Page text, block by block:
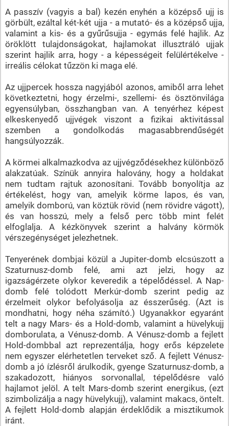
A passzív (vagyis a bal) kezén enyhén a középső ujj is
görbült, ezáltal két-két ujja - a mutató- és a középső ujja,
valamint a kis- és a gyűrűsujja - egymás felé hajlik. Az
öröklött tulajdonságokat, hajlamokat illusztráló ujjak
szerint hajlik arra, hogy - a képességeit felülértékelve -
irreális célokat tűzzön ki maga elé.
Az ujjpercek hossza nagyjából azonos, amiből arra lehet
következtetni, hogy érzelmi-, szellemi- és ösztönvilága
egyensúlyban, összhangban van. A tenyérhez képest
elkeskenyedő ujjvégek viszont a fizikai aktivitással
szemben a gondolkodás magasabbrendűségét
hangsúlyozzák.
A körmei alkalmazkodva az ujjvégződésekhez különböző
alakzatúak. Színük annyira halovány, hogy a holdakat
nem tudtam rajtuk azonosítani. Tovább bonyolítja az
értékelést, hogy van, amelyik körme lapos, és van,
amelyik domború, van köztük rövid (nem rövidre vágott),
és van hosszú, mely a felső perc több mint felét
elfoglalja. A kézkönyvek szerint a halvány körmök
vérszegénységet jelezhetnek.
Tenyerének dombjai közül a Jupiter-domb elcsúszott a
Szaturnusz-domb felé, ami azt jelzi, hogy az
igazságérzete olykor keveredik a tépelődéssel. A Nap-
domb felé tolódott Merkúr-domb szerint pedig az
érzelmeit olykor befolyásolja az ésszerűség. (Azt is
mondhatni, hogy néha számító.) Ugyanakkor egyaránt
telt a nagy Mars- és a Hold-domb, valamint a hüvelykujj
domborulata, a Vénusz-domb. A Vénusz-domb a fejlett
Hold-dombbal azt reprezentálja, hogy erős képzelete
nem egyszer elérhetetlen terveket sző. A fejlett Vénusz-
domb a jó ízlésről árulkodik, gyenge Szaturnusz-domb, a
szakadozott, hiányos sorvonallal, tépelődésre való
hajlamot jelöl. A telt Mars-domb szerint energikus, (ezt
szimbolizálja a nagy hüvelykujj), valamint makacs, öntelt.
A fejlett Hold-domb alapján érdeklődik a misztikumok
iránt.